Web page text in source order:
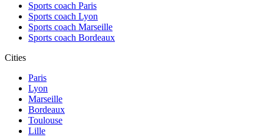
Sports coach Paris
Sports coach Lyon
Sports coach Marseille
Sports coach Bordeaux
Cities
Paris
Lyon
Marseille
Bordeaux
Toulouse
Lille